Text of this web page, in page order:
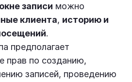
окне записи можно
клиента, историю и
.
предполагает
прав по созданию,
записей, проведению